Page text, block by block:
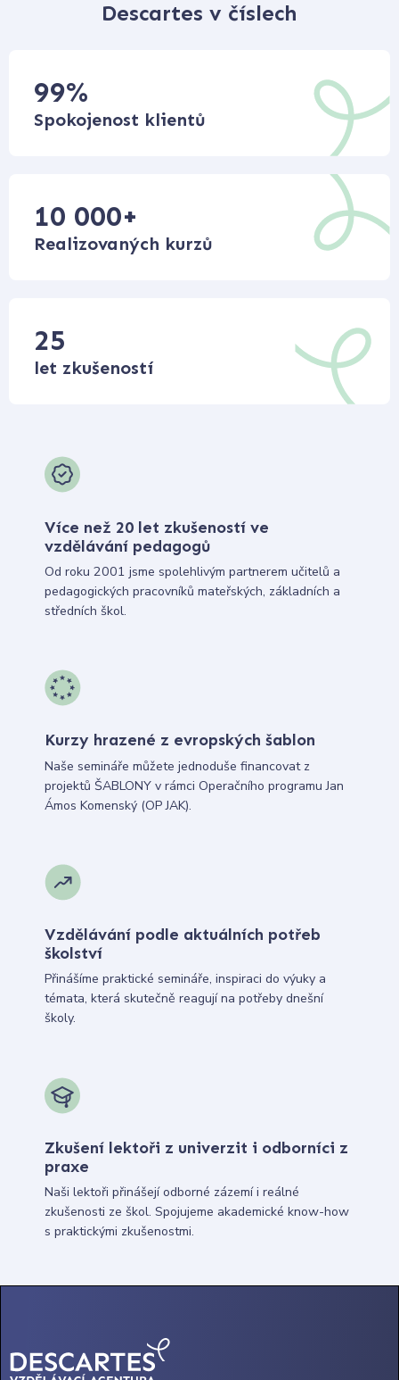
Descartes v číslech
99%
Spokojenost klientů
10 000+
Realizovaných kurzů
25
let zkušeností
Více než 20 let zkušeností ve
vzdělávání pedagogů
Od roku 2001 jsme spolehlivým partnerem učitelů a
pedagogických pracovníků mateřských, základních a
středních škol.
Kurzy hrazené z evropských šablon
Naše semináře můžete jednoduše financovat z
projektů ŠABLONY v rámci Operačního programu Jan
Ámos Komenský (OP JAK).
Vzdělávání podle aktuálních potřeb
školství
Přinášíme praktické semináře, inspiraci do výuky a
témata, která skutečně reagují na potřeby dnešní
školy.
Zkušení lektoři z univerzit i odborníci z
praxe
Naši lektoři přinášejí odborné zázemí i reálné
zkušenosti ze škol. Spojujeme akademické know-how
s praktickými zkušenostmi.